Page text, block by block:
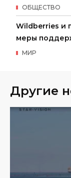
ОБЩЕСТВО
Wildberries и
меры
МИР
Другие